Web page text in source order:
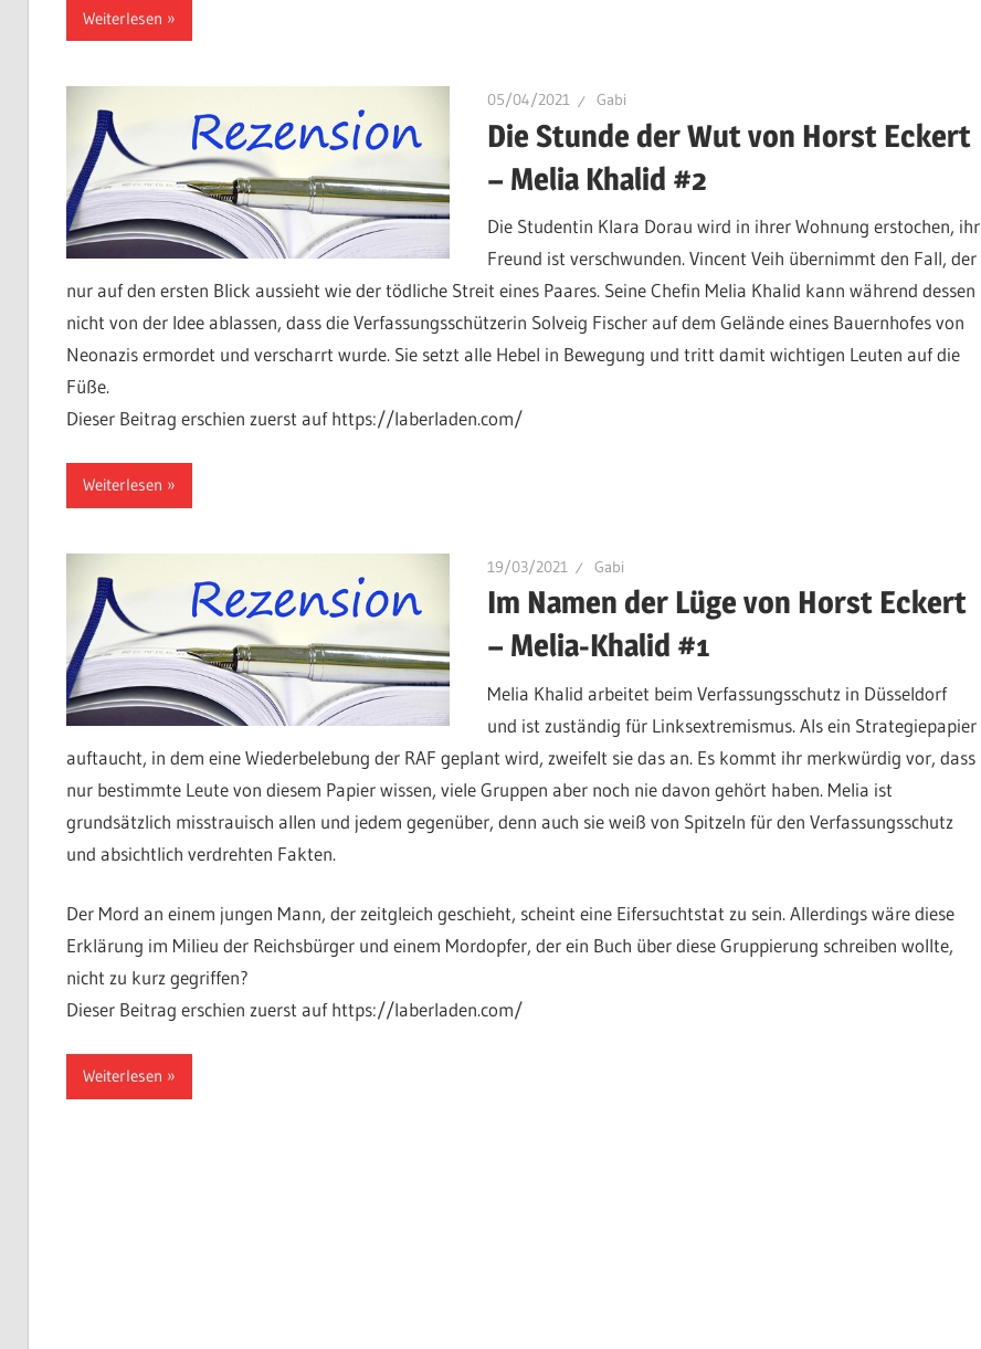
Weiterlesen
05/04/2021 Gabi
Die Stunde der Wut von Horst Eckert
– Melia Khalid #2
Die Studentin Klara Dorau wird in ihrer Wohnung erstochen, ihr
Freund ist verschwunden. Vincent Veih übernimmt den Fall, der
nur auf den ersten Blick aussieht wie der tödliche Streit eines Paares. Seine Chefin Melia Khalid kann während dessen
nicht von der Idee ablassen, dass die Verfassungsschützerin Solveig Fischer auf dem Gelände eines Bauernhofes von
Neonazis ermordet und verscharrt wurde. Sie setzt alle Hebel in Bewegung und tritt damit wichtigen Leuten auf die
Füße.
Dieser Beitrag erschien zuerst auf https://laberladen.com/
Weiterlesen
19/03/2021 Gabi
Im Namen der Lüge von Horst Eckert
– Melia-Khalid #1
Melia Khalid arbeitet beim Verfassungsschutz in Düsseldorf
und ist zuständig für Linksextremismus. Als ein Strategiepapier
auftaucht, in dem eine Wiederbelebung der RAF geplant wird, zweifelt sie das an. Es kommt ihr merkwürdig vor, dass
nur bestimmte Leute von diesem Papier wissen, viele Gruppen aber noch nie davon gehört haben. Melia ist
grundsätzlich misstrauisch allen und jedem gegenüber, denn auch sie weiß von Spitzeln für den Verfassungsschutz
und absichtlich verdrehten Fakten.
Der Mord an einem jungen Mann, der zeitgleich geschieht, scheint eine Eifersuchtstat zu sein. Allerdings wäre diese
Erklärung im Milieu der Reichsbürger und einem Mordopfer, der ein Buch über diese Gruppierung schreiben wollte,
nicht zu kurz gegriffen?
Dieser Beitrag erschien zuerst auf https://laberladen.com/
Weiterlesen